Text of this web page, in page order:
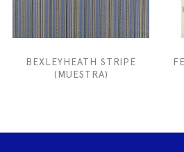
BEXLEYHEATH STRIPE
(MUESTRA)